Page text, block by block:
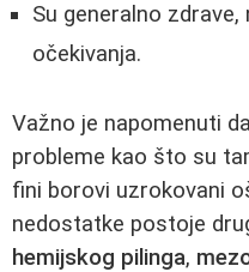
Su generalno
očekivanja.
Važno je napomenuti da
probleme kao što su
fini borovi uzrokovani
nedostatke postoje
hemijskog pilinga,